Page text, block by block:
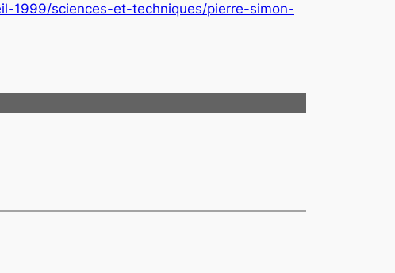
1999/sciences-et-techniques/pierre-simon-